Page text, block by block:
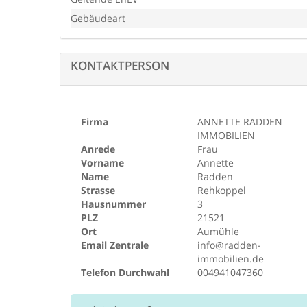
PROVISIONSHINWEIS: Mit der Anfrage bei und
Radden Immobilien, wird ein Maklervertrag
hat der Interessent bei Abschluss eines
an Annette Radden Immobilien gegen Rechnung zu
HAFTUNG: Wir weisen darauf hin, dass die von
wir daher nicht. Es obliegt daher unseren
auf ihre Richtigkeit hin zu überprüfen.
Gebäudeart
KONTAKTPERSON
Firma
ANNETTE RADDEN
IMMOBILIEN
Anrede
Frau
Vorname
Annette
Name
Radden
Strasse
Rehkoppel
Hausnummer
3
PLZ
21521
Ort
Aumühle
Email Zentrale
info@radden-
immobilien.de
Telefon Durchwahl
004941047360